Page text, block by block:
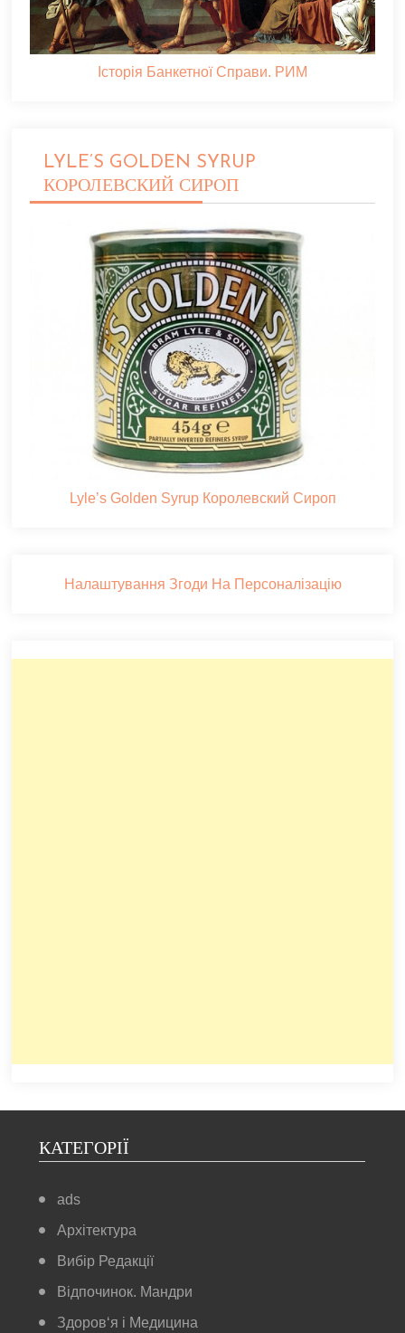
Історія Банкетної Справи. РИМ
LYLE’S GOLDEN SYRUP
КОРОЛЕВСКИЙ СИРОП
Lyle’s Golden Syrup Королевский Сироп
Налаштування Згоди На Персоналізацію
КАТЕГОРІЇ
ads
Архітектура
Вибір Редакції
Відпочинок. Мандри
Здоров‘я і Медицина